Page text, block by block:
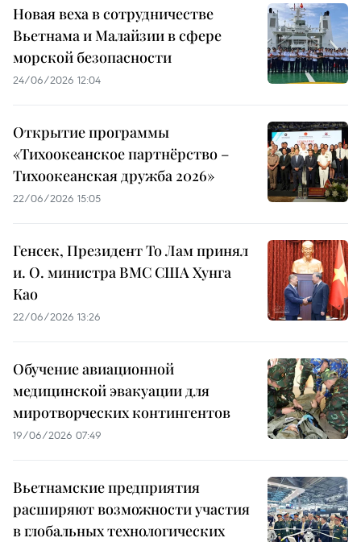
Новая веха в сотрудничестве
Вьетнама и Малайзии в сфере
морской безопасности
24/06/2026 12:04
Открытие программы
«Тихоокеанское партнёрство –
Тихоокеанская дружба 2026»
22/06/2026 15:05
Генсек, Президент То Лам принял
и. О. министра ВМС США Хунга
Као
22/06/2026 13:26
Обучение авиационной
медицинской эвакуации для
миротворческих контингентов
19/06/2026 07:49
Вьетнамские предприятия
расширяют возможности участия
в глобальных технологических